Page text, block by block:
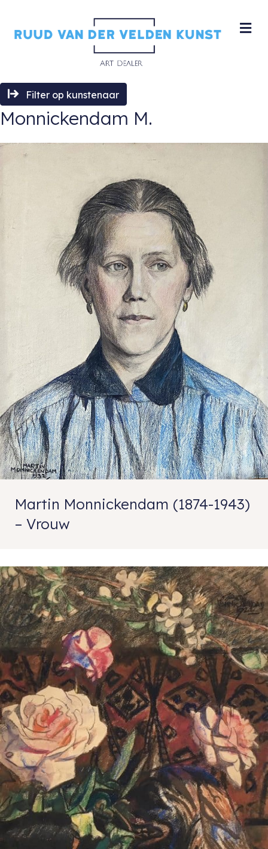
Filter op kunstenaar
Monnickendam M.
Martin Monnickendam (1874-1943)
– Vrouw